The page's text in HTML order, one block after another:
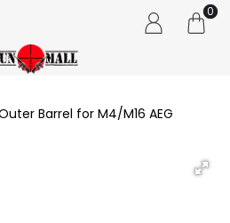
0
Barrel for M4/M16 AEG